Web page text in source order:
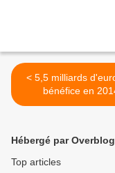
< 5,5 milliards d'euros de
bénéfice en
Hébergé par Overblog
Top articles